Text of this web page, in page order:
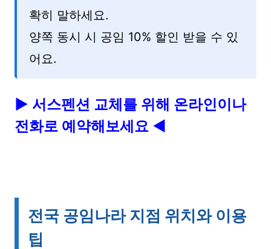
확히 말하세요.
양쪽 동시 시 공임 10% 할인 받을 수 있
어요.
▶ 서스펜션 교체를 위해 온라인이나
전화로 예약해보세요 ◀
전국 공임나라 지점 위치와 이용
팁